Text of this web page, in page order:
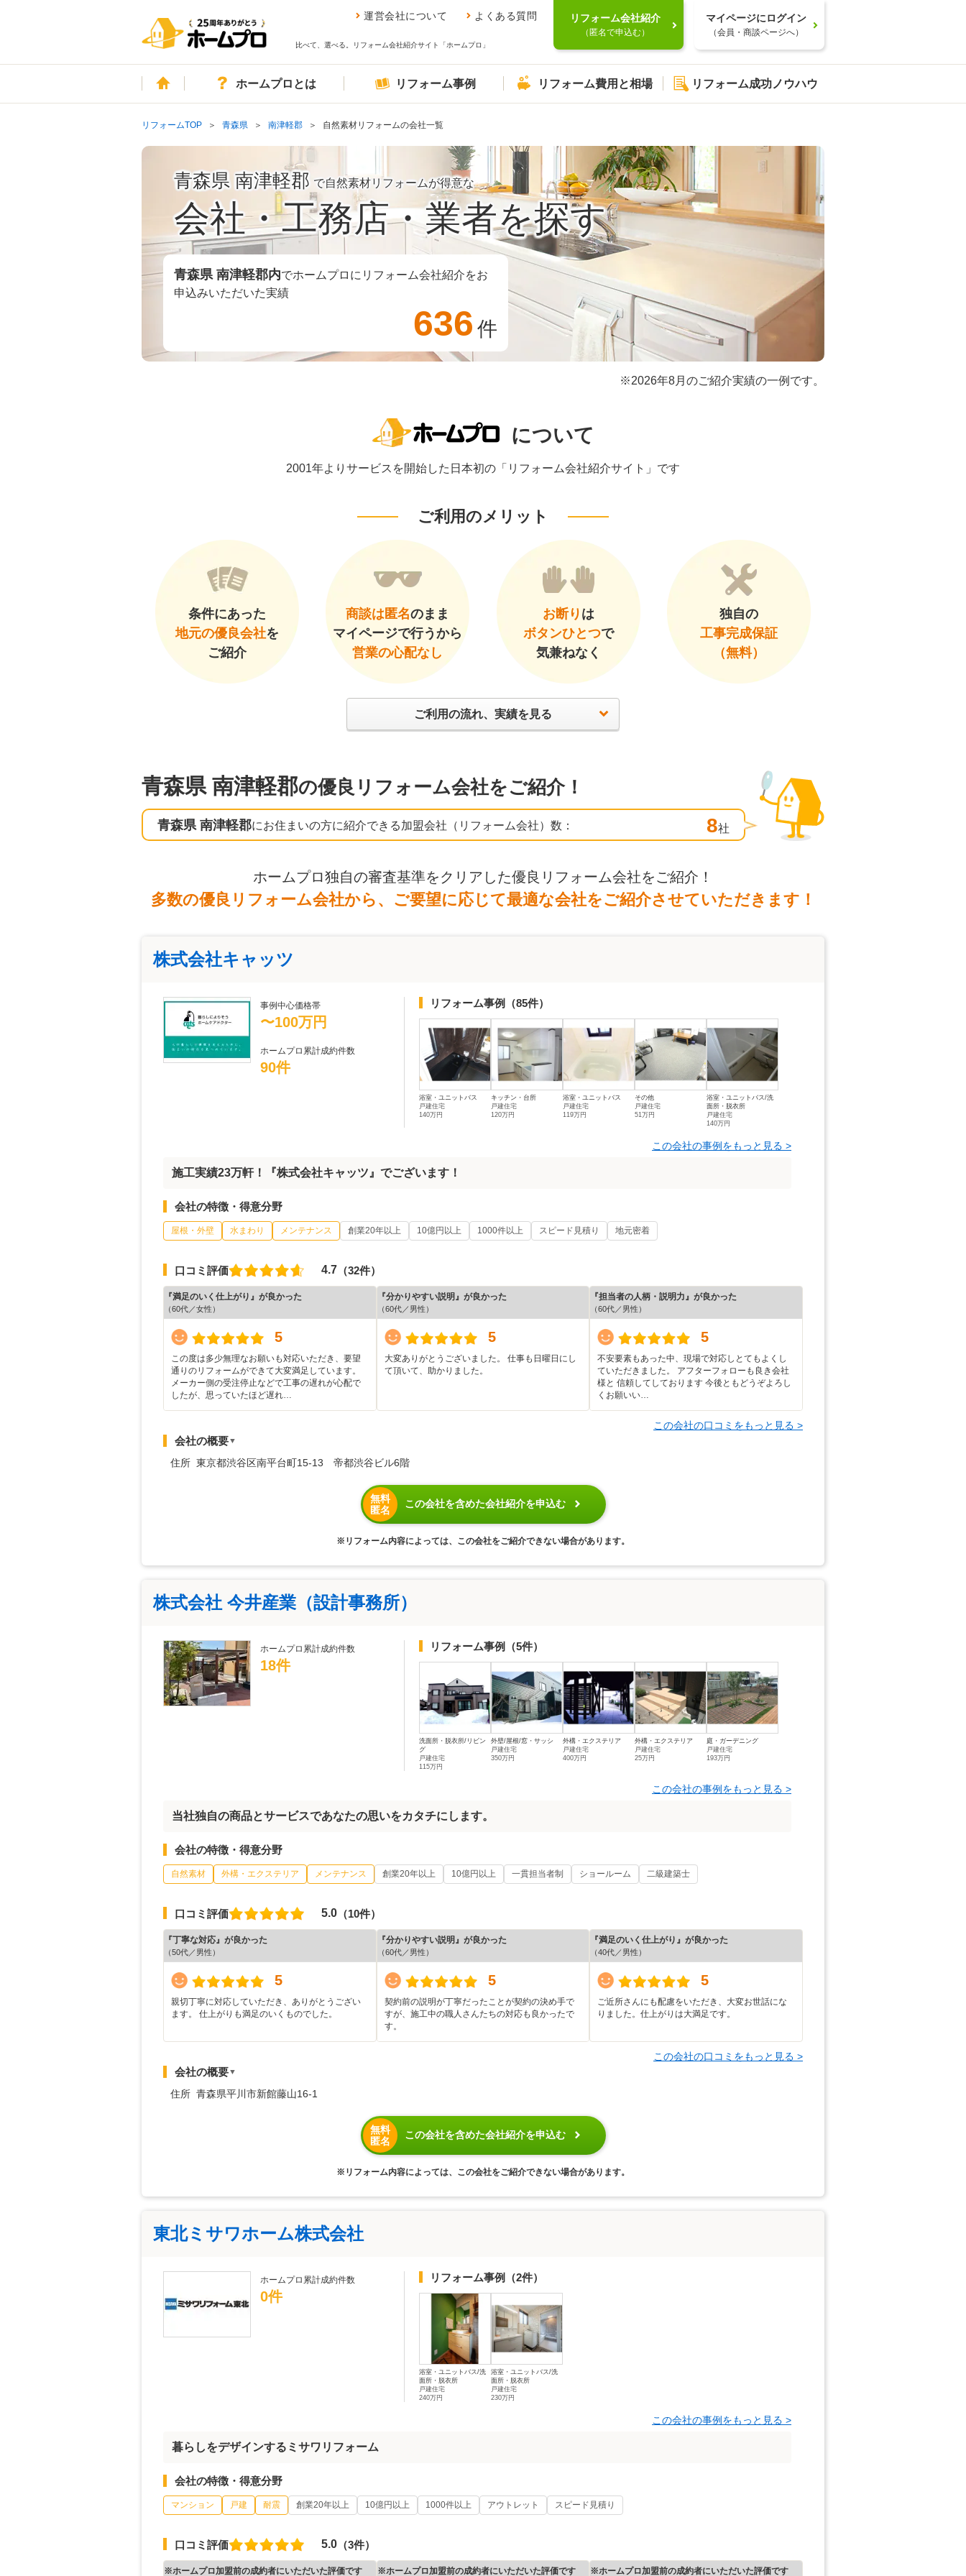
運営会社について よくある質問
比べて、選べる。リフォーム会社紹介サイト「ホームプロ」
リフォーム会社紹介
（匿名で申込む）
マイページにログイン
（会員・商談ページへ）
ホームホームプロとは リフォーム事例 リフォーム費用と相場 リフォーム成功ノウハウ
リフォームTOP 青森県 南津軽郡 自然素材リフォームの会社一覧
青森県 南津軽郡 で自然素材リフォームが得意な
会社・工務店・業者を探す
青森県 南津軽郡内でホームプロにリフォーム会社紹介をお
申込みいただいた実績
636 件
※2026年8月のご紹介実績の一例です。
について
2001年よりサービスを開始した日本初の「リフォーム会社紹介サイト」です
ご利用のメリット
条件にあった
地元の優良会社を
ご紹介
商談は匿名のまま
マイページで行うから
営業の心配なし
お断り は
ボタンひとつで
気兼ねなく
独自の
工事完成保証
（無料）
ご利用の流れ、実績を見る
青森県 南津軽郡の優良リフォーム会社をご紹介！
青森県 南津軽郡にお住まいの方に紹介できる加盟会社（リフォーム会社）数： 8社
ホームプロ独自の審査基準をクリアした優良リフォーム会社をご紹介！
多数の優良リフォーム会社から、ご要望に応じて最適な会社をご紹介させていただきます！
株式会社キャッツ
事例中心価格帯
〜100万円
ホームプロ累計成約件数
90件
リフォーム事例 （85件）
浴室・ユニットバス
戸建住宅
140万円
キッチン・台所
戸建住宅
120万円
浴室・ユニットバス
戸建住宅
119万円
その他
戸建住宅
51万円
浴室・ユニットバス/洗
面所・脱衣所
戸建住宅
140万円
この会社の事例をもっと見る >
施工実績23万軒！『株式会社キャッツ』でございます！
会社の特徴・得意分野
屋根・外壁 水まわり メンテナンス 創業20年以上 10億円以上 1000件以上 スピード見積り 地元密着
口コミ評価 4.7 （32件）
『満足のいく仕上がり』が良かった
（60代／女性）
5
この度は多少無理なお願いも対応いただき、要望
通りのリフォームができて大変満足しています。
メーカー側の受注停止などで工事の遅れが心配で
したが、思っていたほど遅れ…
『分かりやすい説明』が良かった
（60代／男性）
5
大変ありがとうございました。 仕事も日曜日にし
て頂いて、助かりました。
『担当者の人柄・説明力』が良かった
（60代／男性）
5
不安要素もあった中、現場で対応しとてもよくし
ていただきました。 アフターフォローも良き会社
様と 信頼してしております 今後ともどうぞよろし
くお願いい…
この会社の口コミをもっと見る >
会社の概要▼
住所 東京都渋谷区南平台町15-13 帝都渋谷ビル6階
無料
匿名
この会社を含めた会社紹介を申込む
※リフォーム内容によっては、この会社をご紹介できない場合があります。
株式会社 今井産業（設計事務所）
ホームプロ累計成約件数
18件
リフォーム事例 （5件）
洗面所・脱衣所/リビン
グ
戸建住宅
115万円
外壁/屋根/窓・サッシ
戸建住宅
350万円
外構・エクステリア
戸建住宅
400万円
外構・エクステリア
戸建住宅
25万円
庭・ガーデニング
戸建住宅
193万円
この会社の事例をもっと見る >
当社独自の商品とサービスであなたの思いをカタチにします。
会社の特徴・得意分野
自然素材 外構・エクステリア メンテナンス 創業20年以上 10億円以上 一貫担当者制 ショールーム 二級建築士
口コミ評価 5.0 （10件）
『丁寧な対応』が良かった
（50代／男性）
5
親切丁寧に対応していただき、ありがとうござい
ます。 仕上がりも満足のいくものでした。
『分かりやすい説明』が良かった
（60代／男性）
5
契約前の説明が丁寧だったことが契約の決め手で
すが、施工中の職人さんたちの対応も良かったで
す。
『満足のいく仕上がり』が良かった
（40代／男性）
5
ご近所さんにも配慮をいただき、大変お世話にな
りました。仕上がりは大満足です。
この会社の口コミをもっと見る >
会社の概要▼
住所 青森県平川市新館藤山16-1
無料
匿名
この会社を含めた会社紹介を申込む
※リフォーム内容によっては、この会社をご紹介できない場合があります。
東北ミサワホーム株式会社
ホームプロ累計成約件数
0件
リフォーム事例 （2件）
浴室・ユニットバス/洗
面所・脱衣所
戸建住宅
240万円
浴室・ユニットバス/洗
面所・脱衣所
戸建住宅
230万円
この会社の事例をもっと見る >
暮らしをデザインするミサワリフォーム
会社の特徴・得意分野
マンション 戸建 耐震 創業20年以上 10億円以上 1000件以上 アウトレット スピード見積り
口コミ評価 5.0 （3件）
※ホームプロ加盟前の成約者にいただいた評価です ※ホームプロ加盟前の成約者にいただいた評価です ※ホームプロ加盟前の成約者にいただいた評価です